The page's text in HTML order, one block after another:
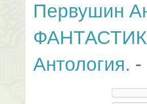
Первушин
Антология. -